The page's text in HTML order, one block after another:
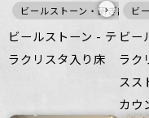
ビールストーン・研ぎ出し
›
ビールストーン - テ
ラクリスタ入り床
ビ
ビー
ラク
スス
カウ